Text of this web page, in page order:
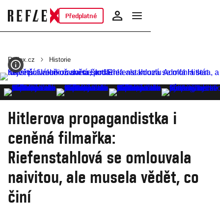
Předplatné
Reflex.cz Historie
Hitlerova propagandistka i
ceněná filmařka:
Riefenstahlová se omlouvala
naivitou, ale musela vědět, co
činí